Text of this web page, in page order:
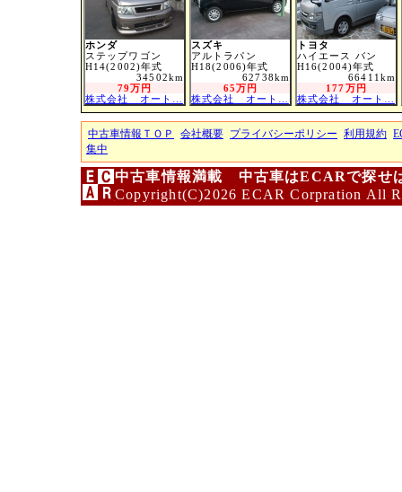
ホンダ
ステップワゴン
H14(2002)年式
34502km
79万円
株式会社 オート…
スズキ
アルトラパン
H18(2006)年式
62738km
65万円
株式会社 オート…
トヨタ
ハイエース バン
H16(2004)年式
66411km
177万円
株式会社 オート…
中古車情報ＴＯＰ 会社概要 プライバシーポリシー 利用規約
集中
中古車情報満載 中古車はECARで探せ
Copyright(C)2026 ECAR Corpration All